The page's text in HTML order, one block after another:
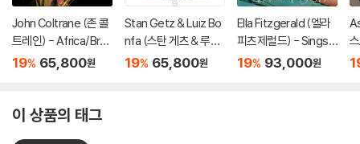
John Coltrane (존 콜
트레인) - Africa/Bras
s [LP]
19% 65,800원
Stan Getz & Luiz Bo
nfa (스탄 게츠 & 루이
즈 본파) - Jazz Samb
19% 65,800원
Ella Fitzgerald (엘라
피츠제럴드) - Sings t
he Rodgers and Har
19% 93,000원
이 상품의 태그